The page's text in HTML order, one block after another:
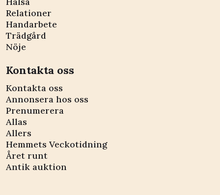
Relationer
Handarbete
Trädgård
Nöje
Kontakta oss
Kontakta oss
Annonsera hos oss
Prenumerera
Allas
Allers
Hemmets Veckotidning
Året runt
Antik auktion